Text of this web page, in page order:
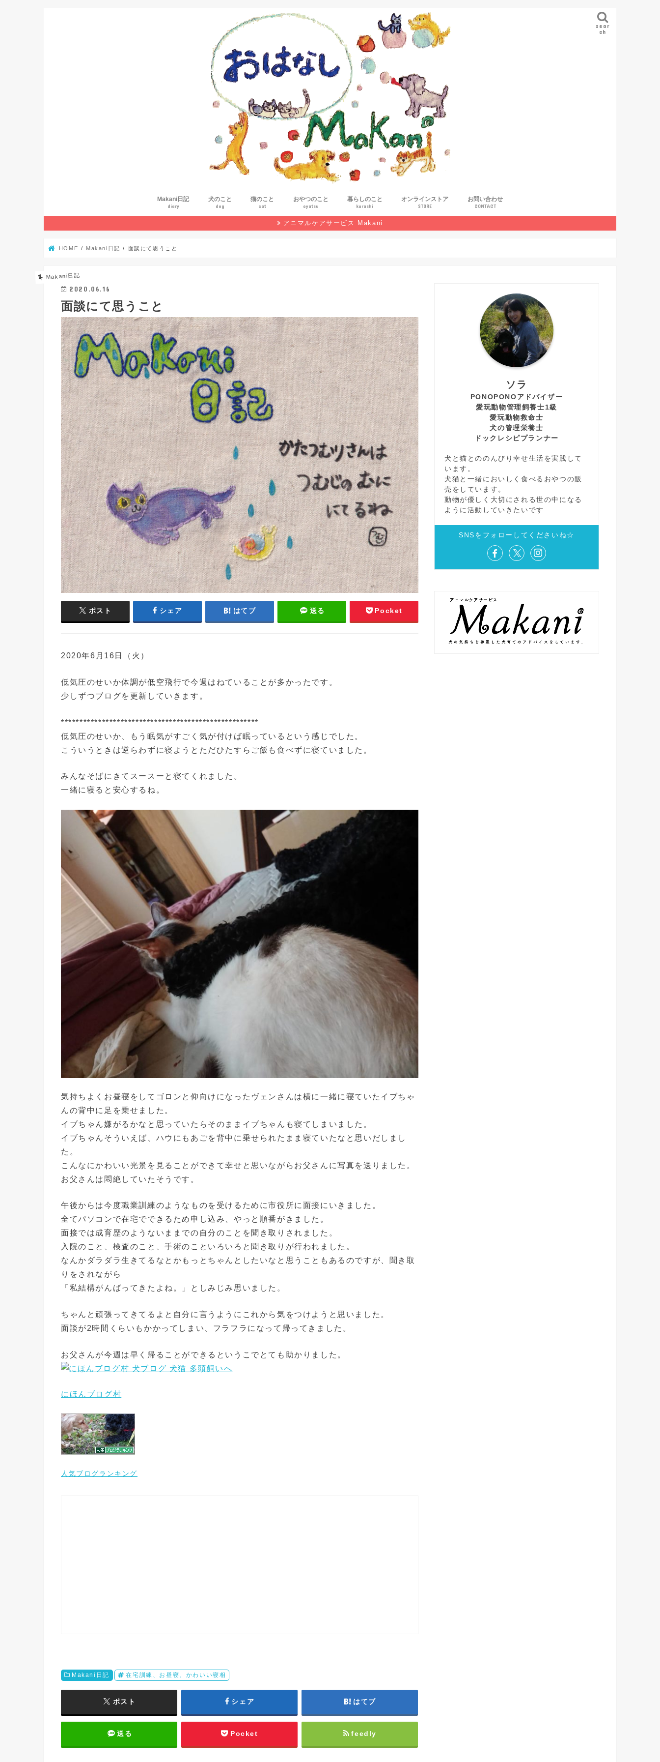
sear
ch
Makani日記
diary
犬のこと
dog
猫のこと
cat
おやつのこと
oyatsu
暮らしのこと
kurashi
野生生物
マンガ
本の感想
環境
オンラインストア
STORE
お問い合わせ
CONTACT
アニマルケアサービス Makani
HOME Makani日記 面談にて思うこと
Makani日記
2020.06.16
面談にて思うこと
ポスト シェア はてブ 送る Pocket
2020年6月16日（火）
低気圧のせいか体調が低空飛行で今週はねていることが多かったです。
少しずつブログを更新していきます。
*****************************************************
低気圧のせいか、もう眠気がすごく気が付けば眠っているという感じでした。
こういうときは逆らわずに寝ようとただひたすらご飯も食べずに寝ていました。
みんなそばにきてスースーと寝てくれました。
一緒に寝ると安心するね。
気持ちよくお昼寝をしてゴロンと仰向けになったヴェンさんは横に一緒に寝ていたイブちゃ
んの背中に足を乗せました。
イブちゃん嫌がるかなと思っていたらそのままイブちゃんも寝てしまいました。
イブちゃんそういえば、ハウにもあごを背中に乗せられたまま寝ていたなと思いだしまし
た。
こんなにかわいい光景を見ることができて幸せと思いながらお父さんに写真を送りました。
お父さんは悶絶していたそうです。
午後からは今度職業訓練のようなものを受けるために市役所に面接にいきました。
全てパソコンで在宅でできるため申し込み、やっと順番がきました。
面接では成育歴のようないままでの自分のことを聞き取りされました。
入院のこと、検査のこと、手術のこといろいろと聞き取りが行われました。
なんかダラダラ生きてるなとかもっとちゃんとしたいなと思うこともあるのですが、聞き取
りをされながら
「私結構がんばってきたよね。」としみじみ思いました。
ちゃんと頑張ってきてるよと自分に言うようにこれから気をつけようと思いました。
面談が2時間くらいもかかってしまい、フラフラになって帰ってきました。
お父さんが今週は早く帰ることができるというこでとても助かりました。
にほんブログ村
人気ブログランキング
Makani日記 在宅訓練、お昼寝、かわいい寝相
ポスト シェア はてブ
送る Pocket feedly
ソラ
PONOPONOアドバイザー
愛玩動物管理飼養士1級
愛玩動物救命士
犬の管理栄養士
ドックレシピプランナー
犬と猫とののんびり幸せ生活を実践して
います。
犬猫と一緒においしく食べるおやつの販
売をしています。
動物が優しく大切にされる世の中になる
ように活動していきたいです
SNSをフォローしてくださいね☆